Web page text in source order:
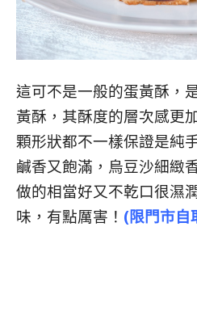
這可不是一般的蛋黃酥，
黃酥，其酥度的層次感更
顆形狀都不一樣保證是純
鹹香又飽滿，烏豆沙細緻
做的相當好又不乾口很濕
味，有點厲害！ (限門市自